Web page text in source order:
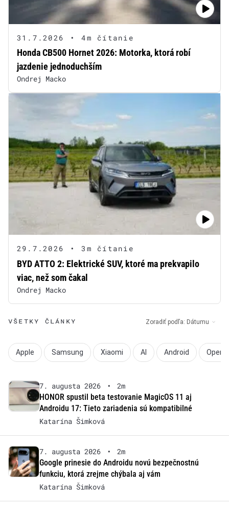
31.7.2026 • 4m čítanie
Honda CB500 Hornet 2026: Motorka, ktorá robí
jazdenie jednoduchším
Ondrej Macko
29.7.2026 • 3m čítanie
BYD ATTO 2: Elektrické SUV, ktoré ma prekvapilo
viac, než som čakal
Ondrej Macko
VŠETKY ČLÁNKY Zoradiť podľa: Dátumu
Apple Samsung Xiaomi AI Android
7. augusta 2026 •
2m
HONOR spustil beta testovanie MagicOS 11 aj
Androidu 17: Tieto zariadenia sú kompatibilné
Katarína Šimková
7. augusta 2026 •
2m
Google prinesie do Androidu novú bezpečnostnú
funkciu, ktorá zrejme chýbala aj vám
Katarína Šimková